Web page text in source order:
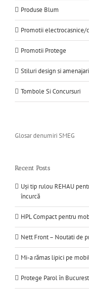
Produse Blum
Promotii electrocasnice/
Promotii Protege
Stiluri design si
Tombole Si Concursuri
Glosar denumiri SMEG
Recent Posts
Uși tip rulou REHAU
încurcă
HPL Compact pentru
Nett Front – Noutati de
Mi-a rămas lipici pe
Protege Parol în